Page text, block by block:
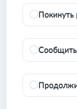
Покинуть